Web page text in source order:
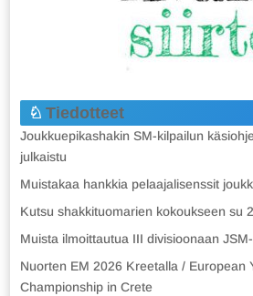
Tiedotteet
Joukkuepikashakin SM-kilpailun
julkaistu
Muistakaa hankkia pelaajalisenssit
Kutsu shakkituomarien kokoukseen su
Muista ilmoittautua III divisioonaan
Nuorten EM 2026 Kreetalla / European
Championship in Crete